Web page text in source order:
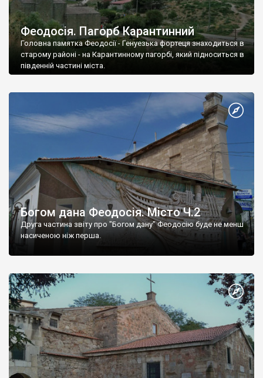
Феодосія. Пагорб Карантинний
Головна памятка Феодосії - Генуезька фортеця знаходиться в
старому районі - на Карантинному пагорбі, який підноситься в
південній частині міста.
Богом дана Феодосія. Місто Ч.2
Друга частина звіту про "Богом дану" Феодосію буде не менш
насиченою ніж перша.